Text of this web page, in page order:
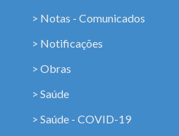
> Notas - Comunicados
> Notificações
> Obras
> Saúde
> Saúde - COVID-19